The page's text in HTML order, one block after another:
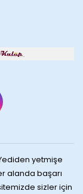
yetmişe
alanda başarı
sizler için